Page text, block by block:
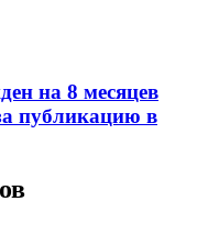
на 8 месяцев
публикацию в